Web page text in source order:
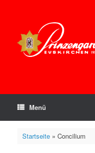
Menü
Startseite» Concilium